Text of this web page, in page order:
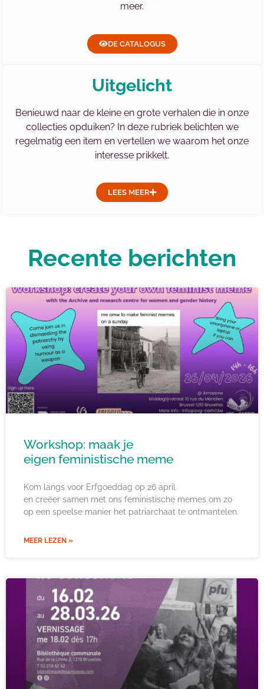
meer.
DE CATALOGUS
Uitgelicht
Benieuwd naar de kleine en grote verhalen die in onze
collecties opduiken? In deze rubriek belichten we
regelmatig een item en vertellen we waarom het onze
interesse prikkelt.
LEES MEER
Recente berichten
Workshop: maak je
eigen feministische meme
Kom langs voor Erfgoeddag op 26 april
en creëer samen met ons feministische memes om zo
op een speelse manier het patriarchaat te ontmantelen.
MEER LEZEN »